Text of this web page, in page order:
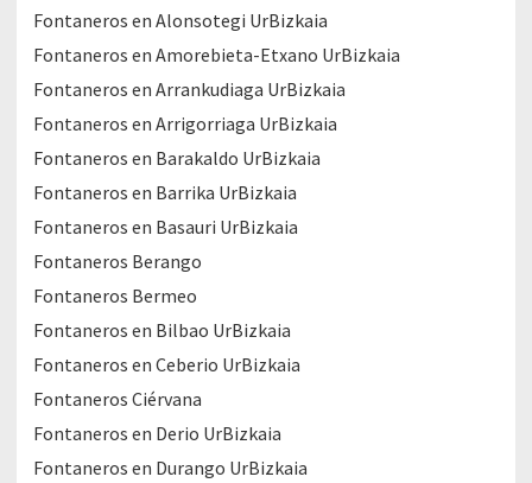
Fontaneros en Alonsotegi UrBizkaia
Fontaneros en Amorebieta-Etxano UrBizkaia
Fontaneros en Arrankudiaga UrBizkaia
Fontaneros en Arrigorriaga UrBizkaia
Fontaneros en Barakaldo UrBizkaia
Fontaneros en Barrika UrBizkaia
Fontaneros en Basauri UrBizkaia
Fontaneros Berango
Fontaneros Bermeo
Fontaneros en Bilbao UrBizkaia
Fontaneros en Ceberio UrBizkaia
Fontaneros Ciérvana
Fontaneros en Derio UrBizkaia
Fontaneros en Durango UrBizkaia